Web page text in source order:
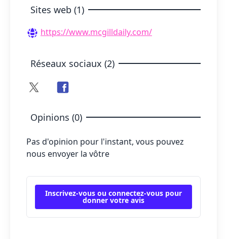
Sites web (1)
https://www.mcgilldaily.com/
Réseaux sociaux (2)
Opinions (0)
Pas d'opinion pour l'instant, vous pouvez
nous envoyer la vôtre
Inscrivez-vous ou connectez-vous pour
donner votre avis